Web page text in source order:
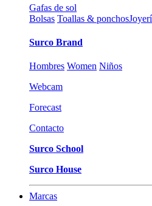
Gafas de sol
Bolsas Toallas & ponchos
Surco Brand
Hombres Women Niños
Webcam
Forecast
Contacto
Surco School
Surco House
Marcas